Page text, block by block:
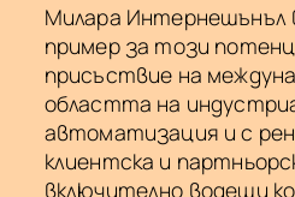
Милара Интернешънъл
пример за този
присъствие на
областта на
автоматизация и с
клиентска и
включително водещи